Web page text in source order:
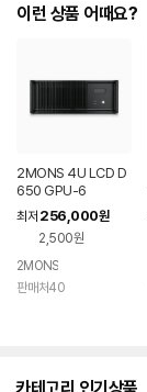
이런 상품 어때요?
2MONS 4U LCD D
650 GPU-6
최저 256,000원
2,500원
2MONS
판매처40